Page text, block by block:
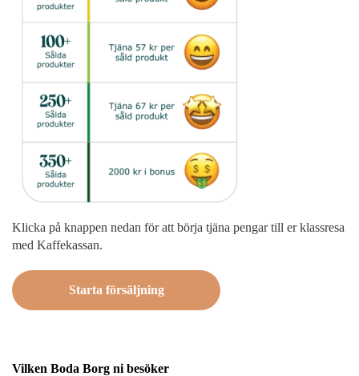
Klicka på knappen nedan för att börja tjäna pengar till er klassresa
med Kaffekassan.
Starta försäljning
Vilken Boda Borg ni besöker